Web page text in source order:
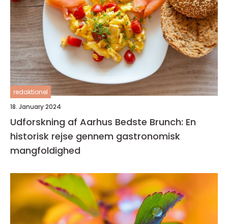
redaktionel
18. January 2024
Udforskning af Aarhus Bedste Brunch: En
historisk rejse gennem gastronomisk
mangfoldighed